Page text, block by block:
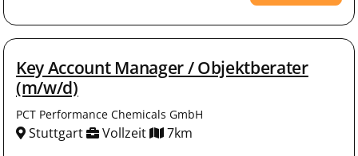
Key Account Manager / Objektberater
(m/w/d)
PCT Performance Chemicals GmbH
Stuttgart Vollzeit 7km